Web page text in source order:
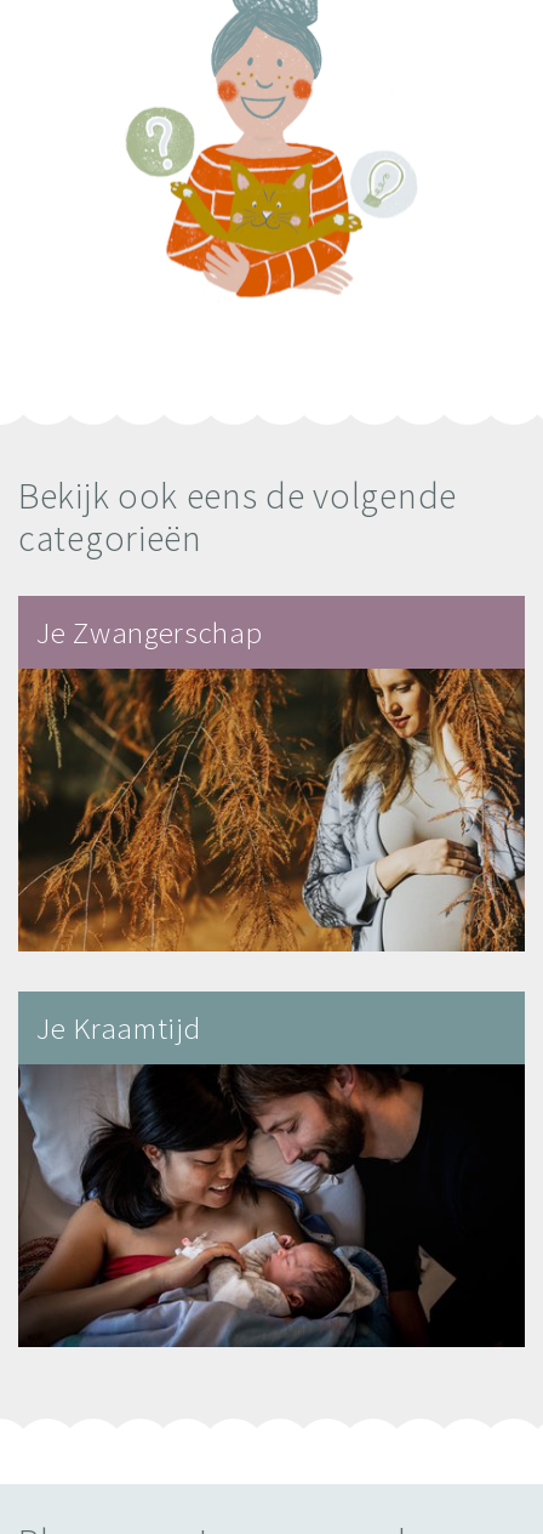
Bekijk ook eens de volgende
categorieën
Je Zwangerschap
Je Kraamtijd